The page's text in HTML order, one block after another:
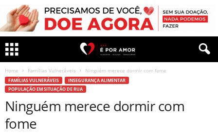
Home Famílias Vulneráveis Ninguém merece dormir com fome
FAMÍLIAS VULNERÁVEIS
INSEGURANÇA ALIMENTAR
POPULAÇÃO EM SITUAÇÃO DE RUA
Ninguém merece dormir com
fome